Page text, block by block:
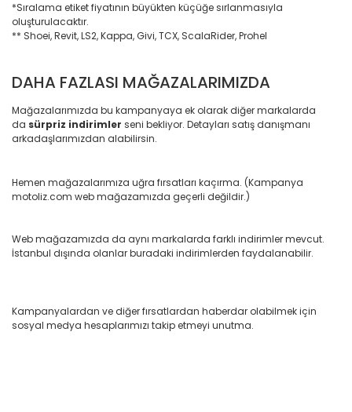
*Sıralama etiket fiyatının büyükten küçüğe sırlanmasıyla
oluşturulacaktır.
** Shoei, Revit, LS2, Kappa, Givi, TCX, ScalaRider, Prohel
DAHA FAZLASI MAĞAZALARIMIZDA
Mağazalarımızda bu kampanyaya ek olarak diğer markalarda
da sürpriz indirimler seni bekliyor. Detayları satış danışmanı
arkadaşlarımızdan alabilirsin.
Hemen mağazalarımıza uğra fırsatları kaçırma. (Kampanya
motoliz.com web mağazamızda geçerli değildir.)
Web mağazamızda da aynı markalarda farklı indirimler mevcut.
İstanbul dışında olanlar buradaki indirimlerden faydalanabilir.
Kampanyalardan ve diğer fırsatlardan haberdar olabilmek için
sosyal medya hesaplarımızı takip etmeyi unutma.